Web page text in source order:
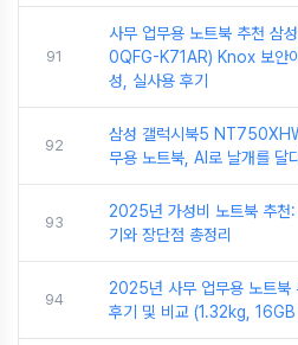
91
사무 업무용 노트북 추천
0QFG-K71AR) Knox 보안
성, 실사용 후기
92
삼성 갤럭시북5
무용 노트북, AI로 날개를 달
93
2025년 가성비 노트북 추
기와 장단점 총정리
94
2025년 사무 업무용 노트
후기 및 비교 (1.32kg,